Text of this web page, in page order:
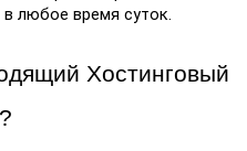
любое время суток.
Хостинговый